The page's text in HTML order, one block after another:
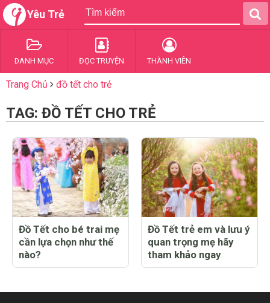
Yêu Trẻ
DANH MỤC ĐỌC TRUYỆN THÀNH VIÊN
Trang Chủ đồ tết cho trẻ
TAG: ĐỒ TẾT CHO TRẺ
Đồ Tết cho bé trai mẹ
cần lựa chọn như thế
nào?
Đồ Tết trẻ em và lưu ý
quan trọng mẹ hãy
tham khảo ngay